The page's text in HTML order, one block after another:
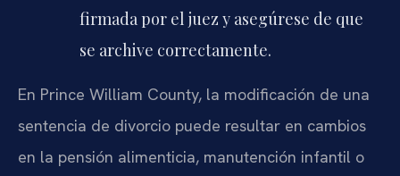
firmada por el juez y asegúrese de que
se archive correctamente.
En Prince William County, la modificación de una
sentencia de divorcio puede resultar en cambios
en la pensión alimenticia, manutención infantil o